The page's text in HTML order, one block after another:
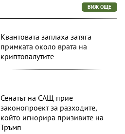
ВИЖ ОЩЕ
Квантовата заплаха затяга
примката около врата на
криптовалутите
Сенатът на САЩ прие
законопроект за разходите,
който игнорира призивите на
Тръмп